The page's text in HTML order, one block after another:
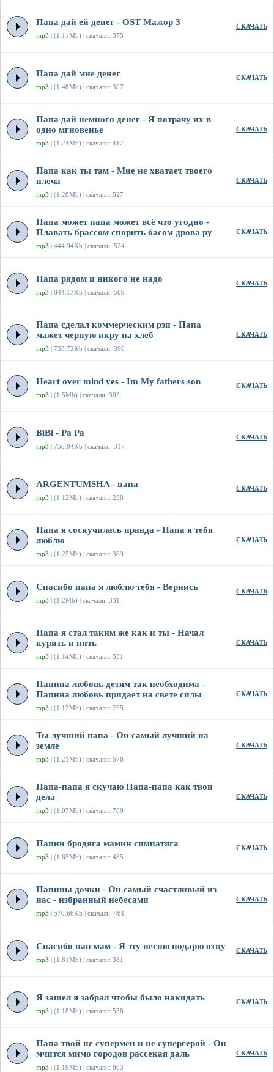
Папа дай ей денег - OST Мажор 3
mp3 | (1.11Mb) | скачали: 375
СКАЧАТЬ
Папа дай мне денег
mp3 | (1.48Mb) | скачали: 397
СКАЧАТЬ
Папа дай немного денег - Я потрачу их в
одно мгновенье
mp3 | (1.24Mb) | скачали: 412
СКАЧАТЬ
Папа как ты там - Мне не хватает твоего
плеча
mp3 | (1.28Mb) | скачали: 527
СКАЧАТЬ
Папа может папа может всё что угодно -
Плавать брассом спорить басом дрова ру
mp3 | 444.94Kb | скачали: 524
СКАЧАТЬ
Папа рядом и никого не надо
mp3 | 844.13Kb | скачали: 509
СКАЧАТЬ
Папа сделал коммерческим рэп - Папа
мажет черную икру на хлеб
mp3 | 733.72Kb | скачали: 390
СКАЧАТЬ
Heart over mind yes - Im My fathers son
mp3 | (1.5Mb) | скачали: 303
СКАЧАТЬ
BiBi - Pa Pa
mp3 | 750.04Kb | скачали: 317
СКАЧАТЬ
ARGENTUMSHA - папа
mp3 | (1.12Mb) | скачали: 238
СКАЧАТЬ
Папа я соскучилась правда - Папа я тебя
люблю
mp3 | (1.25Mb) | скачали: 363
СКАЧАТЬ
Спасибо папа я люблю тебя - Вернись
mp3 | (1.2Mb) | скачали: 331
СКАЧАТЬ
Папа я стал таким же как и ты - Начал
курить и пить
mp3 | (1.14Mb) | скачали: 331
СКАЧАТЬ
Папина любовь детям так необходима -
Папина любовь придает на свете силы
mp3 | (1.12Mb) | скачали: 255
СКАЧАТЬ
Ты лучший папа - Он самый лучший на
земле
mp3 | (1.21Mb) | скачали: 576
СКАЧАТЬ
Папа-папа я скучаю Папа-папа как твои
дела
mp3 | (1.07Mb) | скачали: 789
СКАЧАТЬ
Папин бродяга мамин симпатяга
mp3 | (1.65Mb) | скачали: 485
СКАЧАТЬ
Папины дочки - Он самый счастливый из
нас - избранный небесами
mp3 | 570.66Kb | скачали: 461
СКАЧАТЬ
Спасибо пап мам - Я эту песню подарю отцу
mp3 | (1.81Mb) | скачали: 381
СКАЧАТЬ
Я зашел я забрал чтобы было накидать
mp3 | (1.18Mb) | скачали: 538
СКАЧАТЬ
Папа твой не супермен и не супергерой - Он
мчится мимо городов рассекая даль
mp3 | (1.19Mb) | скачали: 603
СКАЧАТЬ